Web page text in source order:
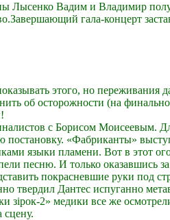
Лысенко Вадим и Владимир
гала-концерт
этого, но
об осторожности (на
с Борисом Моисеевым.
постановку. «Фабриканты»
языки пламени. Вот в этот
песню. И только оказавшись
покрасневшие руки под
твердил Дантес испуганно
зірок-2» медики все же
сцену.